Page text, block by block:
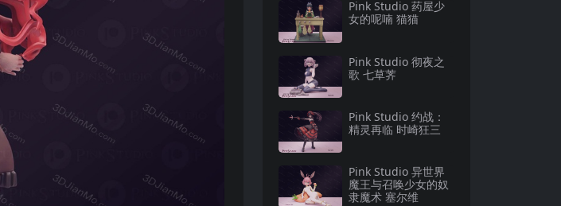
Pink Studio 药屋少
女的呢喃 猫猫
Pink Studio 彻夜之
歌 七草荠
Pink Studio 约战：
精灵再临 时崎狂三
Pink Studio 异世界
魔王与召唤少女的奴
隶魔术 塞尔维